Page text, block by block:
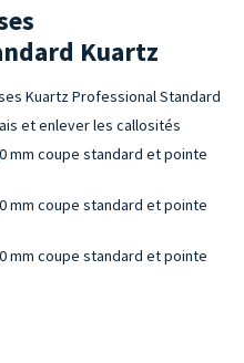
Kuartz
Kuartz Professional Standard
et enlever les callosités
mm coupe standard et pointe
mm coupe standard et pointe
mm coupe standard et pointe